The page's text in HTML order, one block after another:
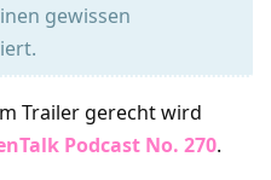
gewissen
Trailer gerecht wird
Podcast No. 270.